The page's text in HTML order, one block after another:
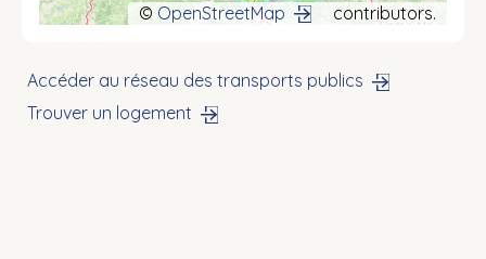
© OpenStreetMap contributors.
Accéder au réseau des transports publics
Trouver un logement